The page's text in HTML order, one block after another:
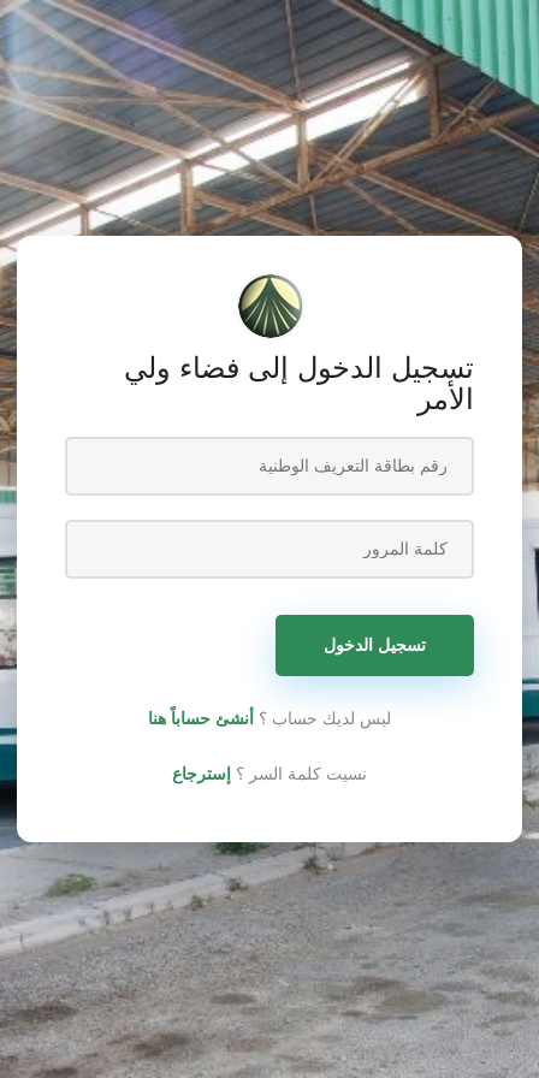
تسجيل الدخول إلى فضاء ولي
الأمر
ليس لديك حساب ؟ أنشئ حساباً هنا
نسيت كلمة السر ؟ إسترجاع